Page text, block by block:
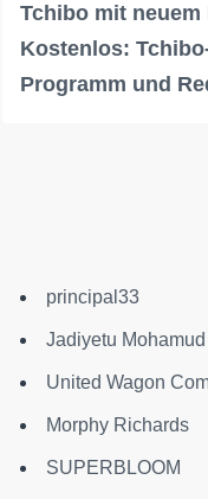
Tchibo mit
Kostenlos:
Programm und
principal33
Jadiyetu Mohamud
United Wagon
Morphy Richards
SUPERBLOOM